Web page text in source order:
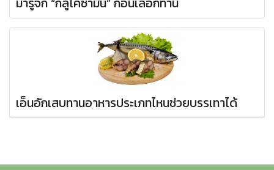
เอ็นอักเสบทานอาหารประเภทไหนช่วยบรรเทาได้